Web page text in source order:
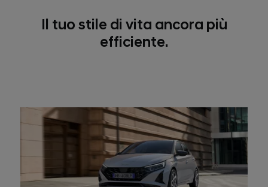
Il tuo stile di vita ancora più
efficiente.